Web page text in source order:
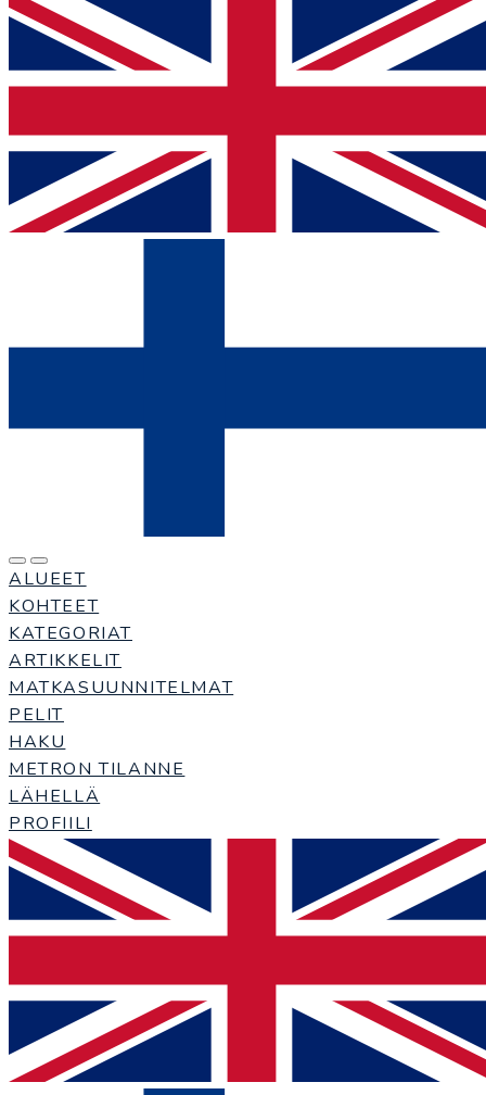
ALUEET
KOHTEET
KATEGORIAT
ARTIKKELIT
MATKASUUNNITELMAT
PELIT
HAKU
METRON TILANNE
LÄHELLÄ
PROFIILI